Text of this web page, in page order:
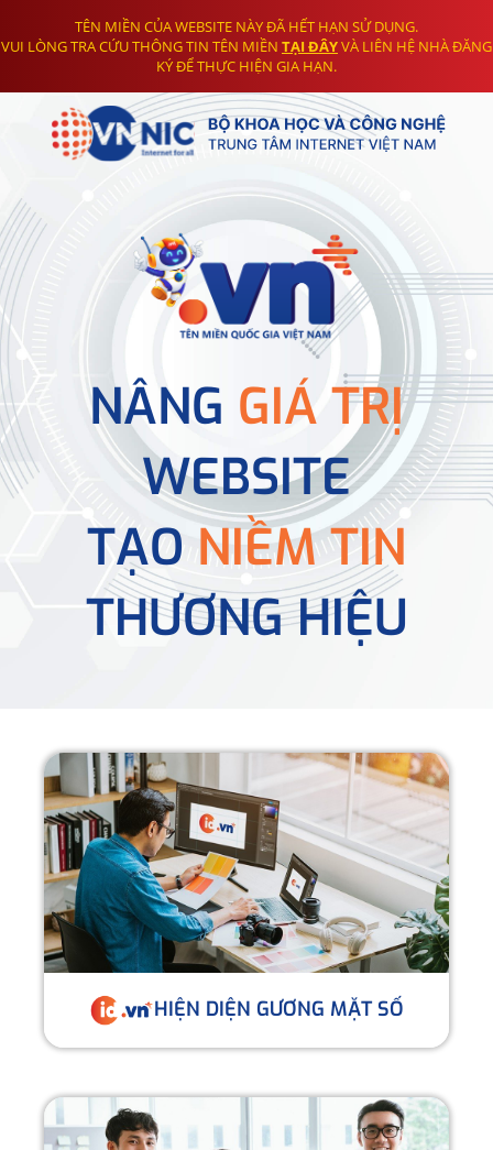
TÊN MIỀN CỦA WEBSITE NÀY ĐÃ HẾT HẠN SỬ DỤNG.
VUI LÒNG TRA CỨU THÔNG TIN TÊN MIỀN TẠI ĐÂYVÀ LIÊN HỆ NHÀ ĐĂNG
KÝ ĐỂ THỰC HIỆN GIA HẠN.
NÂNG GIÁ TRỊ
WEBSITE
TẠONIỀM TIN
THƯƠNG HIỆU
HIỆN DIỆN GƯƠNG MẶT SỐ